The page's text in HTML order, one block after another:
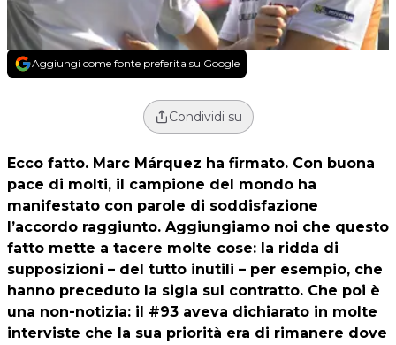
Aggiungi come fonte preferita su Google
Condividi su
Ecco fatto. Marc Márquez ha firmato. Con buona
pace di molti, il campione del mondo ha
manifestato con parole di soddisfazione
l’accordo raggiunto. Aggiungiamo noi che questo
fatto mette a tacere molte cose: la ridda di
supposizioni – del tutto inutili – per esempio, che
hanno preceduto la sigla sul contratto. Che poi è
una non-notizia: il #93 aveva dichiarato in molte
interviste che la sua priorità era di rimanere dove